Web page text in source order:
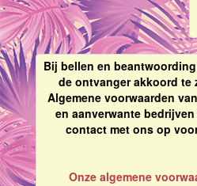
Bij bellen en
de ontvanger akkoord te
Algemene voorwaarden
en aanverwante
contact met ons op
Onze algemene